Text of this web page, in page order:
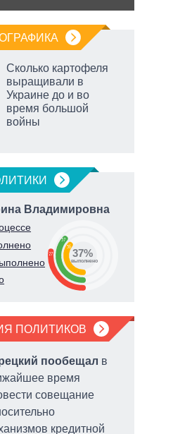
Сколько картофеля
выращивали в
Украине до и во
время большой
войны
Владимировна
27
37
36
37%
выполнено
ПОЛИТИКОВ
пообещал в
время
совещание
кредитной